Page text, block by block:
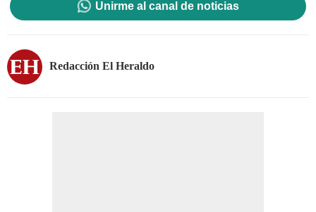
Unirme al canal de noticias
Redacción El Heraldo